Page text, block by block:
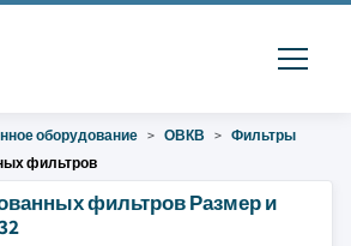
оборудование ОВКВ
Фильтры
фильтров
фильтров Размер и